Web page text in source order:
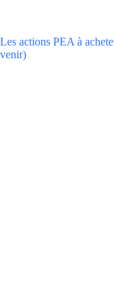
Les actions PEA à
venir)